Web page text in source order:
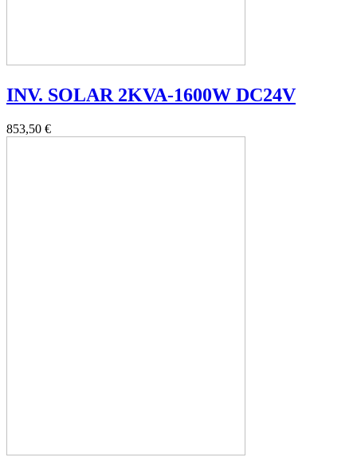
INV. SOLAR 2KVA-1600W DC24V
853,50 €